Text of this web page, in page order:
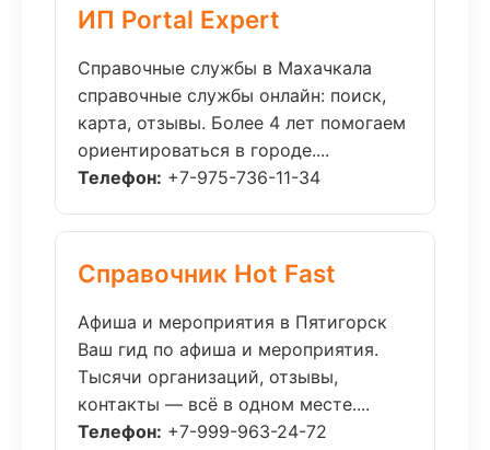
ИП Portal Expert
Справочные службы в Махачкала
справочные службы онлайн: поиск,
карта, отзывы. Более 4 лет помогаем
ориентироваться в городе....
Телефон: +7-975-736-11-34
Справочник Hot Fast
Афиша и мероприятия в Пятигорск
Ваш гид по афиша и мероприятия.
Тысячи организаций, отзывы,
контакты — всё в одном месте....
Телефон: +7-999-963-24-72